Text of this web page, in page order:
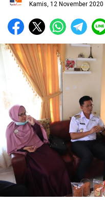
Kamis, 12 November 2020